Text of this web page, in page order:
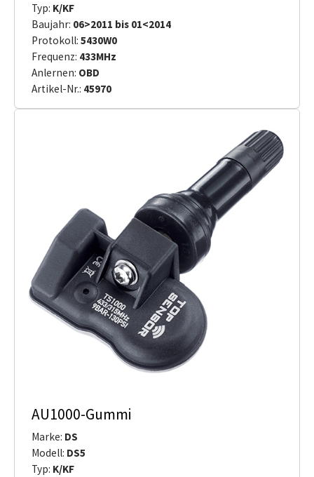
Typ: K/KF
Baujahr: 06>2011 bis 01<2014
Protokoll: 5430W0
Frequenz: 433MHz
Anlernen: OBD
Artikel-Nr.: 45970
AU1000-Gummi
Marke: DS
Modell: DS5
Typ: K/KF